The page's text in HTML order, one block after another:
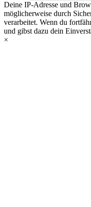
Deine IP-Adresse und
möglicherweise durch
verarbeitet. Wenn du
und gibst dazu dein
×